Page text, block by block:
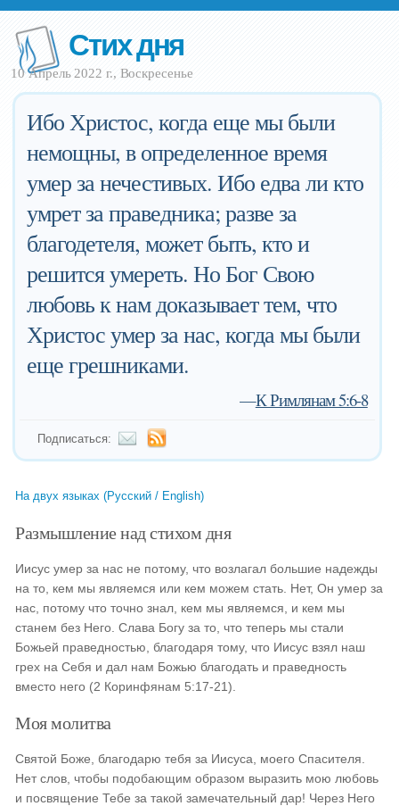
Стих дня
10 Апрель 2022 г., Воскресенье
Ибо Христос, когда еще мы были
немощны, в определенное время
умер за нечестивых. Ибо едва ли кто
умрет за праведника; разве за
благодетеля, может быть, кто и
решится умереть. Но Бог Свою
любовь к нам доказывает тем, что
Христос умер за нас, когда мы были
еще грешниками.
—К Римлянам 5:6-8
Подписаться:
На двух языках (Русский / English)
Размышление над стихом дня
Иисус умер за нас не потому, что возлагал большие надежды
на то, кем мы являемся или кем можем стать. Нет, Он умер за
нас, потому что точно знал, кем мы являемся, и кем мы
станем без Него. Слава Богу за то, что теперь мы стали
Божьей праведностью, благодаря тому, что Иисус взял наш
грех на Себя и дал нам Божью благодать и праведность
вместо него (2 Коринфянам 5:17-21).
Моя молитва
Святой Боже, благодарю тебя за Иисуса, моего Спасителя.
Нет слов, чтобы подобающим образом выразить мою любовь
и посвящение Тебе за такой замечательный дар! Через Него